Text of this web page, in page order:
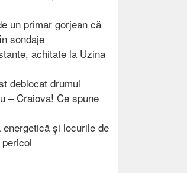
un primar gorjean că
sondaje
achitate la Uzina
deblocat drumul
– Craiova! Ce spune
energetică și locurile de